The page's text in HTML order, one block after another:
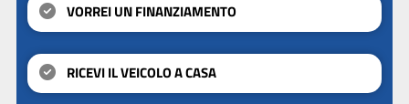
VORREI UN FINANZIAMENTO
RICEVI IL VEICOLO A CASA